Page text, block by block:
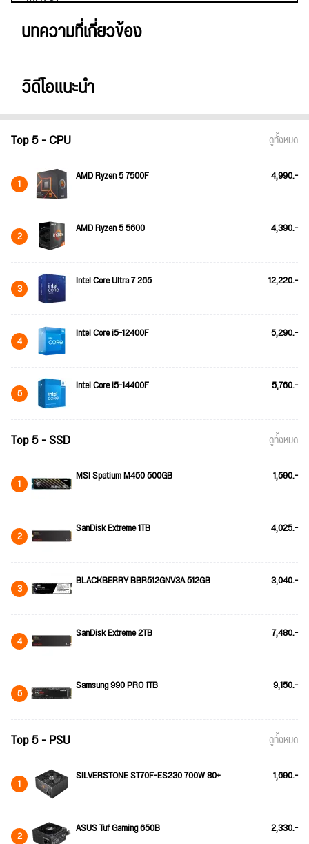
บทความที่เกี่ยวข้อง
วิดีโอแนะนำ
Top 5 - CPU ดูทั้งหมด
1 AMD Ryzen 5 7500F 4,990.-
2 AMD Ryzen 5 5600 4,390.-
3 Intel Core Ultra 7 265 12,220.-
4 Intel Core i5-12400F 5,290.-
5 Intel Core i5-14400F 5,760.-
Top 5 - SSD ดูทั้งหมด
1 MSI Spatium M450 500GB 1,590.-
2 SanDisk Extreme 1TB 4,025.-
3 BLACKBERRY BBR512GNV3A 512GB 3,040.-
4 SanDisk Extreme 2TB 7,480.-
5 Samsung 990 PRO 1TB 9,150.-
Top 5 - PSU ดูทั้งหมด
1 SILVERSTONE ST70F-ES230 700W 80+ 1,690.-
2 ASUS Tuf Gaming 650B 2,330.-